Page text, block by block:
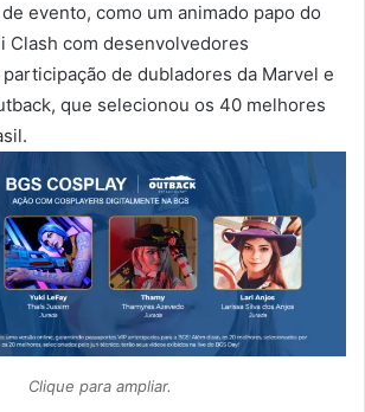
evento, como um animado papo do
Clash com desenvolvedores
de dubladores da Marvel e
que selecionou os 40 melhores
Clique para ampliar.